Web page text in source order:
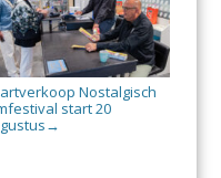
Nostalgisch
start 20
→